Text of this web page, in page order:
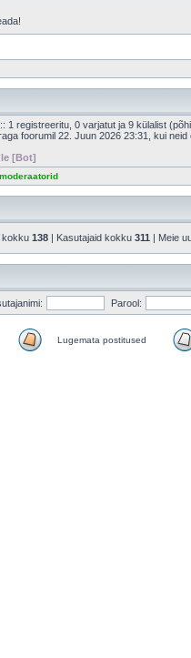
1 registreeritu, 0 varjatut ja 9 külalist
foorumil 22. Juun 2026 23:31, kui neid
[Bot]
kokku 138 | Kasutajaid kokku 311 | Meie
Parool:
Lugemata postitused